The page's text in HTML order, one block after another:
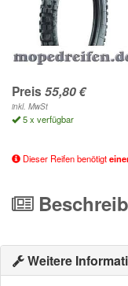
Preis
inkl. MwSt
5 x verfügbar
Dieser Reifen benötigt
Weitere